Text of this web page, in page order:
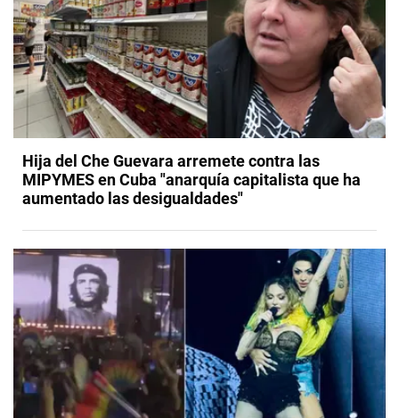
Hija del Che Guevara arremete contra las
MIPYMES en Cuba "anarquía capitalista que ha
aumentado las desigualdades"